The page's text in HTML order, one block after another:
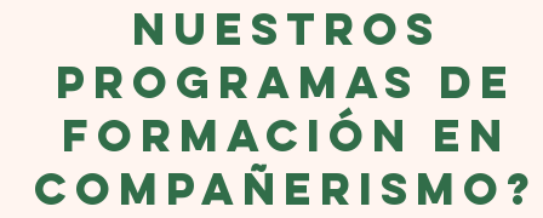
nuestros
programas de
formación en
Compañerismo?